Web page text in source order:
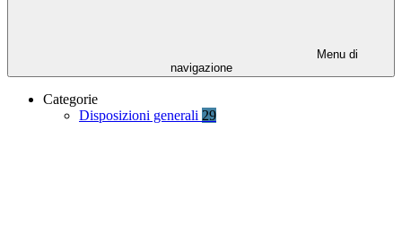
Menu di
navigazione
Categorie
Disposizioni generali 29